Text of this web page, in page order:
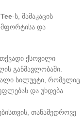
-ს, მამაკაცის
და
ქსოვილი
განმავლობაში.
სილუეტი, რომელიც
და უხდება
თანამედროვე